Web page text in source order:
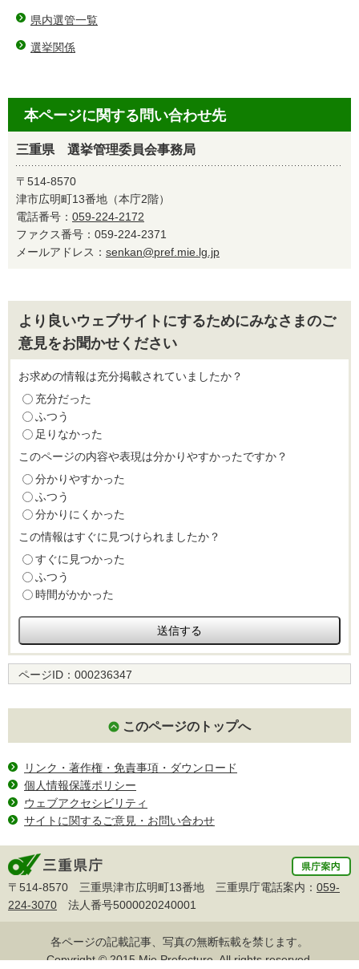
県内選管一覧
選挙関係
本ページに関する問い合わせ先
三重県 選挙管理委員会事務局
〒514-8570
津市広明町13番地（本庁2階）
電話番号： 059-224-2172
ファクス番号：059-224-2371
メールアドレス： senkan@pref.mie.lg.jp
より良いウェブサイトにするためにみなさまのご
意見をお聞かせください
お求めの情報は充分掲載されていましたか？
充分だった
ふつう
足りなかった
このページの内容や表現は分かりやすかったですか？
分かりやすかった
ふつう
分かりにくかった
この情報はすぐに見つけられましたか？
すぐに見つかった
ふつう
時間がかかった
ページID： 000236347
このページのトップへ
リンク・著作権・免責事項・ダウンロード
個人情報保護ポリシー
ウェブアクセシビリティ
サイトに関するご意見・お問い合わせ
〒514-8570 三重県津市広明町13番地 三重県庁電話案内： 059-
224-3070 法人番号5000020240001
各ページの記載記事、写真の無断転載を禁じます。
Copyright © 2015 Mie Prefecture, All rights reserved.